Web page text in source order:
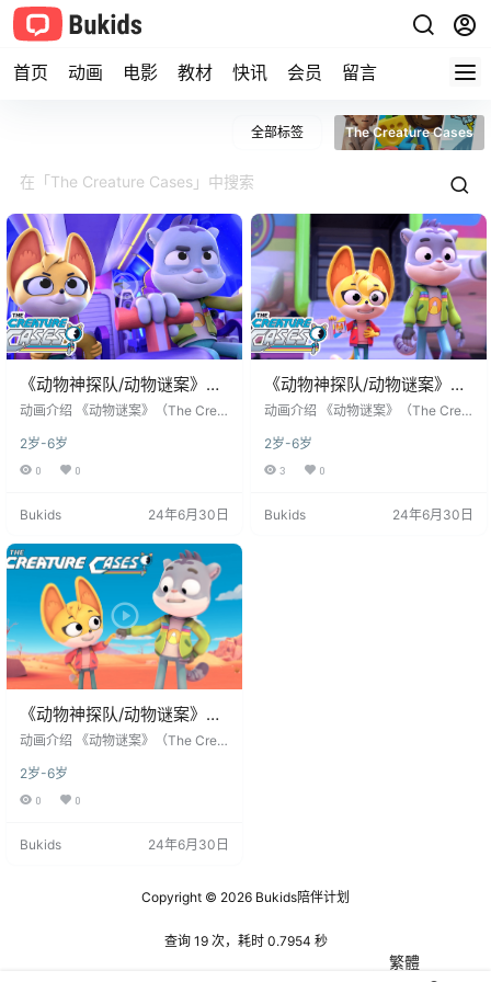
首页 动画 电影 教材 快讯 会员 留言
全部标签 The Creature Cases
《动物神探队/动物谜案》
The Creature Cases英文版
动画介绍 《动物谜案》（The Creat
动物知识的儿童动画剧集，由Netfli
x与多家知名动画制作公司共同合作
背景，吸引了大量年轻观众的关
生态学以及侦探冒险结合在一起，
不仅能够娱乐观众，还能提供丰富
的知识。 动画的主人公是两位年轻
的侦探，卡米尔（Camille）和瑞
安…
2岁-6岁
0 0
Bukids 24年6月30日
《动物神探队/动物谜案》
The Creature Cases英文版
动画介绍 《动物谜案》（The Creat
动物知识的儿童动画剧集，由Netfli
x与多家知名动画制作公司共同合作
背景，吸引了大量年轻观众的关
2岁-6岁
3 0
Bukids 24年6月30日
《动物神探队/动物谜案》
The Creature Cases英文版
动画介绍 《动物谜案》（The Creat
动物知识的儿童动画剧集，由Netfli
x与多家知名动画制作公司共同合作
制作。这部动画以充满谜团的故事
背景，吸引了大量年轻观众的关
不仅能够娱乐观众，还能提供丰富
的侦探，卡米尔（Camille）和瑞
2岁-6岁
0 0
Bukids 24年6月30日
Copyright © 2026 Bukids陪伴计划
查询 19 次，耗时 0.7954 秒
繁體